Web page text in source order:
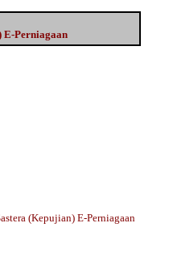
E-Perniagaan
(Kepujian) E-Perniagaan